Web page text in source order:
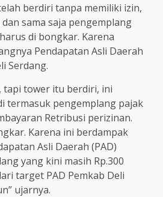
berdiri tanpa memiliki izin,
sama saja pengemplang
di bongkar. Karena
Pendapatan Asli Daerah
Serdang.
tapi tower itu berdiri, ini
termasuk pengemplang pajak
Retribusi perizinan.
Karena ini berdampak
Asli Daerah (PAD)
yang kini masih Rp.300
target PAD Pemkab Deli
ujarnya.